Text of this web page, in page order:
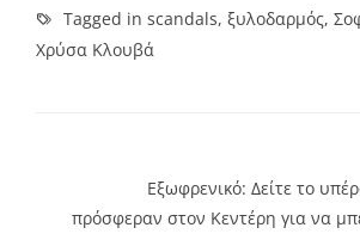
Tagged in scandals, ξυλοδαρμός,
Χρύσα Κλουβά
Εξωφρενικό: Δείτε το
πρόσφεραν στον Κεντέρη για να